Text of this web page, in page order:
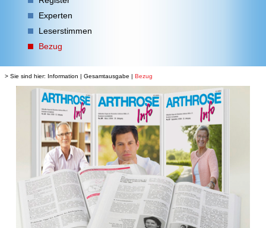
Experten
Leserstimmen
Bezug
> Sie sind hier: Information | Gesamtausgabe | Bezug